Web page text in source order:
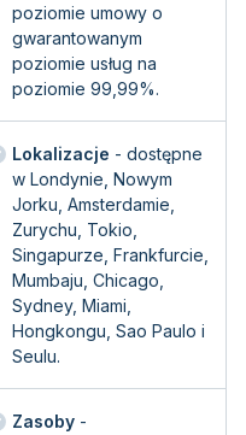
poziomie umowy o
gwarantowanym
poziomie usług na
poziomie 99,99%.
Lokalizacje - dostępne
w Londynie, Nowym
Jorku, Amsterdamie,
Zurychu, Tokio,
Singapurze, Frankfurcie,
Mumbaju, Chicago,
Sydney, Miami,
Hongkongu, Sao Paulo i
Seulu.
Zasoby -